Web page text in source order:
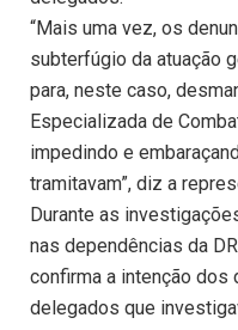
“Mais uma vez, os
subterfúgio da atuação
para, neste caso,
Especializada de
impedindo e
tramitavam”, diz a
Durante as
nas dependências da
confirma a intenção dos
delegados que